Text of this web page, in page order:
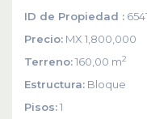
ID de Propiedad :
Precio: MX 1,800,000
Terreno:160,00 m2
Estructura: Bloque
Pisos:1